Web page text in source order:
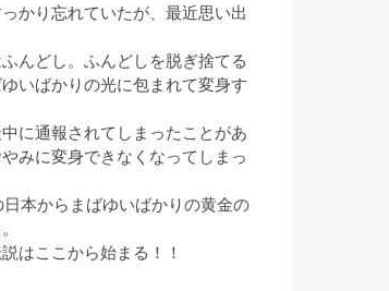
かり忘れていたが、最近思い出
んどし。ふんどしを脱ぎ捨てる
いばかりの光に包まれて変身す
に通報されてしまったことがあ
みに変身できなくなってしまっ
日本からまばゆいばかりの黄金の
はここから始まる！！